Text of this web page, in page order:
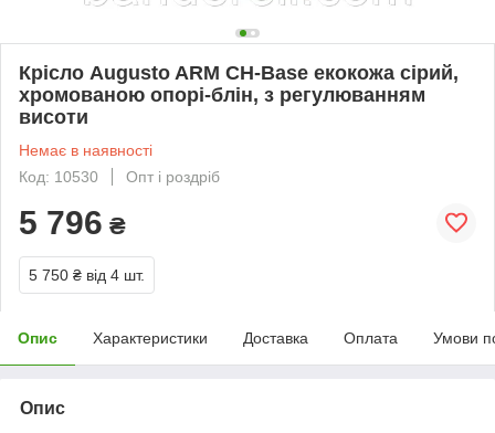
Крісло Augusto ARM CH-Base екокожа сірий,
хромованою опорі-блін, з регулюванням
висоти
Немає в наявності
Код: 10530
Опт і роздріб
5 796 ₴
5 750 ₴ від 4 шт.
Опис Характеристики Доставка Оплата Умови
Опис